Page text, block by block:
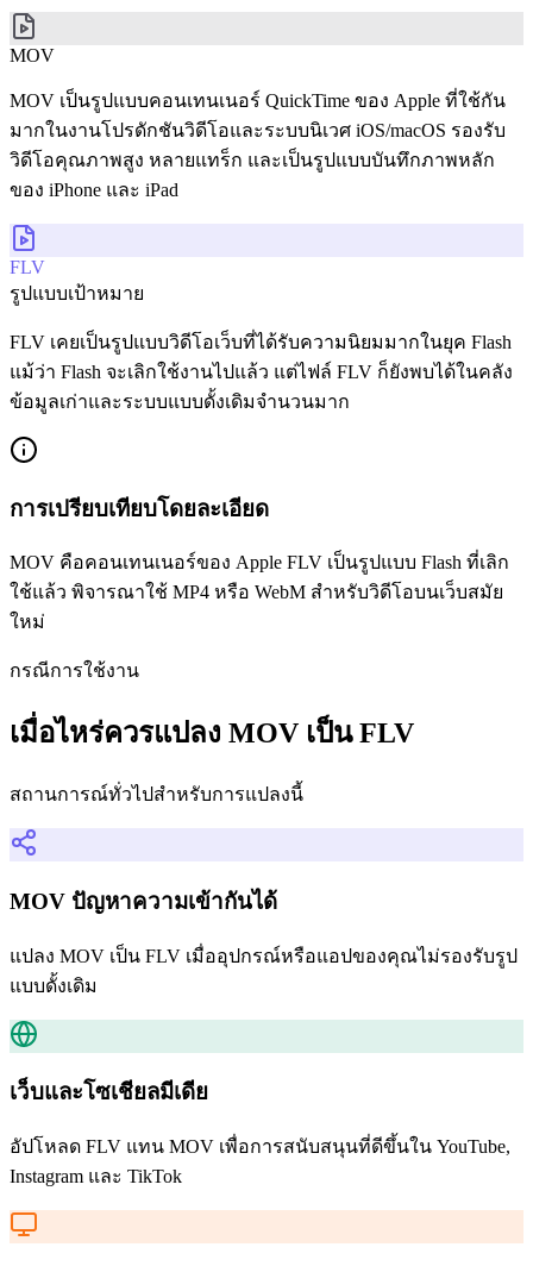
MOV
MOV เป็นรูปแบบคอนเทนเนอร์ QuickTime ของ Apple ที่ใช้กัน
มากในงานโปรดักชันวิดีโอและระบบนิเวศ iOS/macOS รองรับ
วิดีโอคุณภาพสูง หลายแทร็ก และเป็นรูปแบบบันทึกภาพหลัก
ของ iPhone และ iPad
FLV
รูปแบบเป้าหมาย
FLV เคยเป็นรูปแบบวิดีโอเว็บที่ได้รับความนิยมมากในยุค Flash
แม้ว่า Flash จะเลิกใช้งานไปแล้ว แต่ไฟล์ FLV ก็ยังพบได้ในคลัง
ข้อมูลเก่าและระบบแบบดั้งเดิมจำนวนมาก
การเปรียบเทียบโดยละเอียด
MOV คือคอนเทนเนอร์ของ Apple FLV เป็นรูปแบบ Flash ที่เลิก
ใช้แล้ว พิจารณาใช้ MP4 หรือ WebM สำหรับวิดีโอบนเว็บสมัย
ใหม่
กรณีการใช้งาน
เมื่อไหร่ควรแปลง MOV เป็น FLV
สถานการณ์ทั่วไปสำหรับการแปลงนี้
MOV ปัญหาความเข้ากันได้
แปลง MOV เป็น FLV เมื่ออุปกรณ์หรือแอปของคุณไม่รองรับรูป
แบบดั้งเดิม
เว็บและโซเชียลมีเดีย
อัปโหลด FLV แทน MOV เพื่อการสนับสนุนที่ดีขึ้นใน YouTube,
Instagram และ TikTok